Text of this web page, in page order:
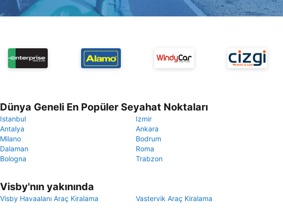
Dünya Geneli En Popüler Seyahat Noktaları
Istanbul
Izmir
Antalya
Ankara
Milano
Bodrum
Dalaman
Roma
Bologna
Trabzon
Visby'nın yakınında
Visby Havaalanı Araç Kiralama Vastervik Araç Kiralama